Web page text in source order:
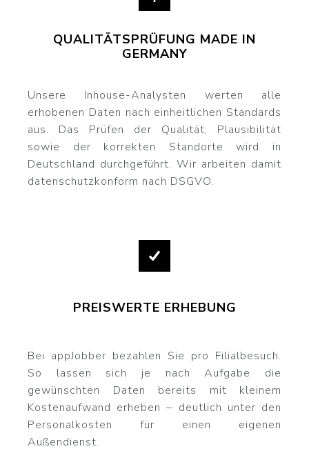
QUALITÄTSPRÜFUNG MADE IN
GERMANY
Unsere Inhouse-Analysten werten alle
erhobenen Daten nach einheitlichen Standards
aus. Das Prüfen der Qualität, Plausibilität
sowie der korrekten Standorte wird in
Deutschland durchgeführt. Wir arbeiten damit
datenschutzkonform nach DSGVO.
PREISWERTE ERHEBUNG
Bei appJobber bezahlen Sie pro Filialbesuch.
So lassen sich je nach Aufgabe die
gewünschten Daten bereits mit kleinem
Kostenaufwand erheben – deutlich unter den
Personalkosten für einen eigenen
Außendienst.